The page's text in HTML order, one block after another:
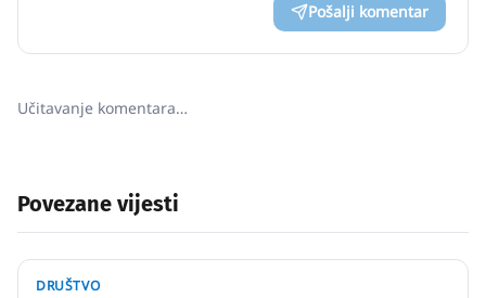
Pošalji komentar
Učitavanje komentara…
Povezane vijesti
DRUŠTVO